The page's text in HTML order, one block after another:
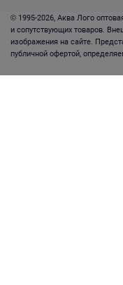
© 1995-2026, Аква Лого
и сопутствующих товаров.
изображения на сайте.
публичной офертой,